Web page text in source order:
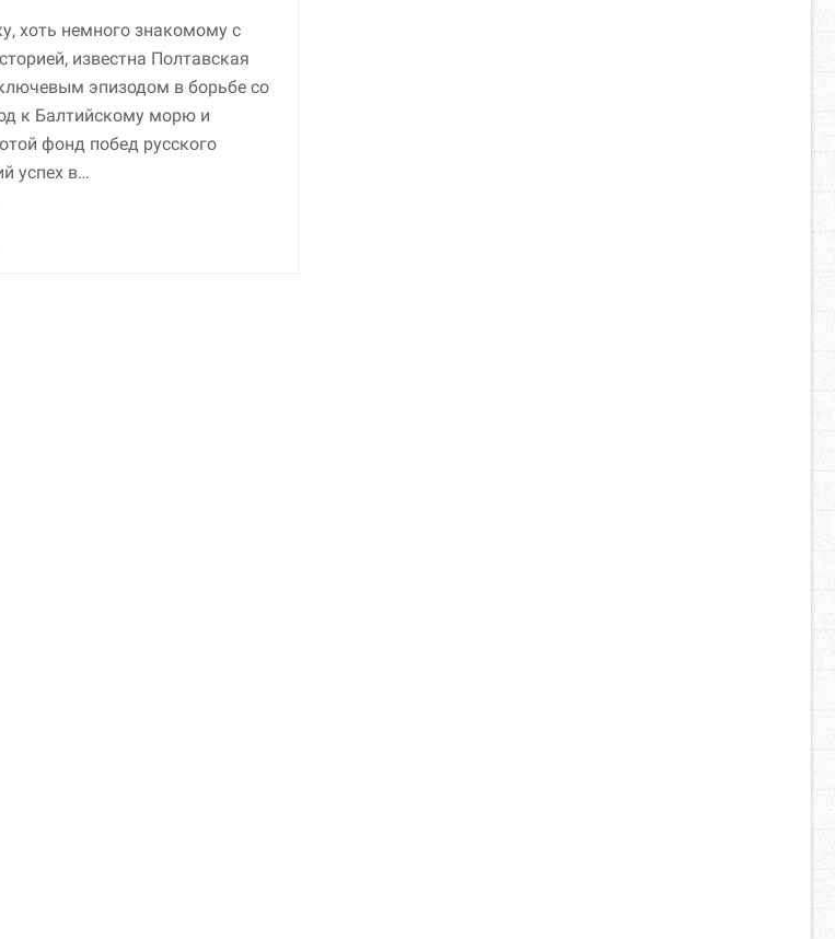
хоть немного знакомому с
известна Полтавская
эпизодом в борьбе со
к Балтийскому морю и
фонд побед русского
успех в…
Необходимые
Использование
обязательно. Они
необходимы для